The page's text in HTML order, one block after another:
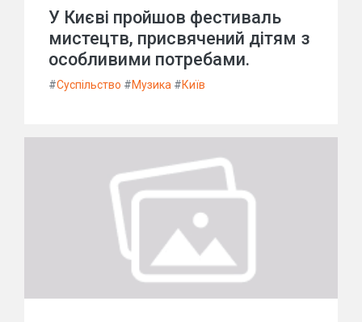
У Києві пройшов фестиваль
мистецтв, присвячений дітям з
особливими потребами.
#Суспільство #Музика #Київ